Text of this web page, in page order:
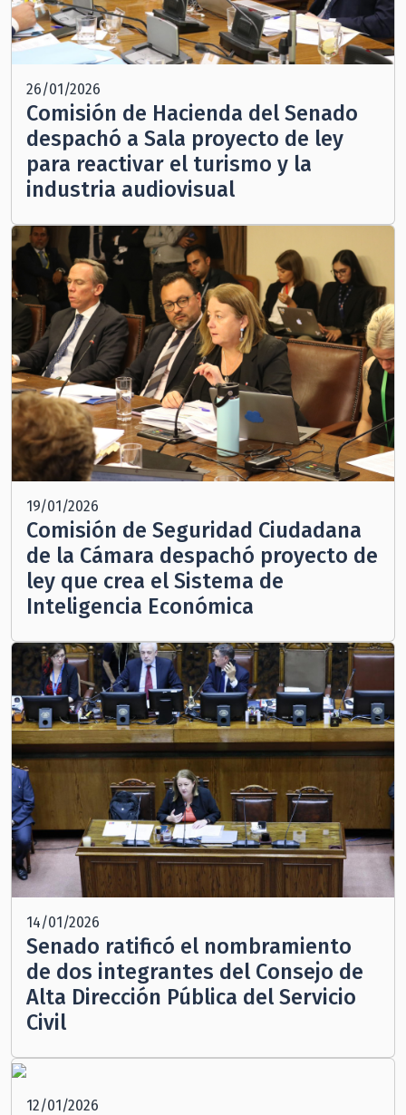
26/01/2026
Comisión de Hacienda del Senado
despachó a Sala proyecto de ley
para reactivar el turismo y la
industria audiovisual
19/01/2026
Comisión de Seguridad Ciudadana
de la Cámara despachó proyecto de
ley que crea el Sistema de
Inteligencia Económica
14/01/2026
Senado ratificó el nombramiento
de dos integrantes del Consejo de
Alta Dirección Pública del Servicio
Civil
12/01/2026